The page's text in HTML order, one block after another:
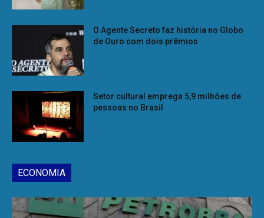
O Agente Secreto faz história no Globo
de Ouro com dois prêmios
Setor cultural emprega 5,9 milhões de
pessoas no Brasil
ECONOMIA